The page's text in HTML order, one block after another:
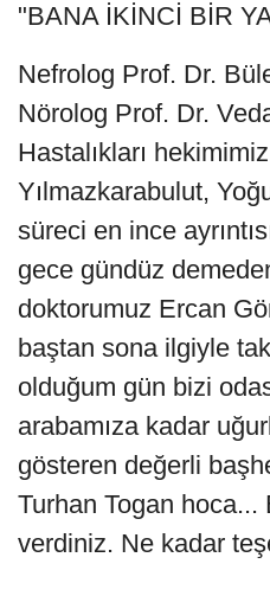
"BANA İKİNCİ BİR
Nefrolog Prof. Dr.
Nörolog Prof. Dr.
Hastalıkları
Yılmazkarabulut,
süreci en ince
gece gündüz
doktorumuz Ercan
baştan sona ilgiyle
olduğum gün bizi
arabamıza kadar
gösteren değerli
Turhan Togan
verdiniz. Ne kadar